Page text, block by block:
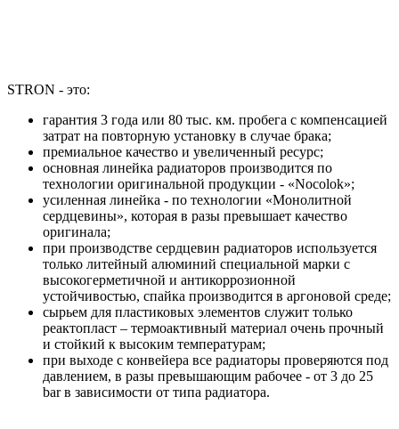
STRON - это:
гарантия 3 года или 80 тыс. км. пробега с компенсацией
затрат на повторную установку в случае брака;
премиальное качество и увеличенный ресурс;
основная линейка радиаторов производится по
технологии оригинальной продукции - «Nocolok»;
усиленная линейка - по технологии «Монолитной
сердцевины», которая в разы превышает качество
оригинала;
при производстве сердцевин радиаторов используется
только литейный алюминий специальной марки с
высокогерметичной и антикоррозионной
устойчивостью, спайка производится в аргоновой среде;
сырьем для пластиковых элементов служит только
реактопласт – термоактивный материал очень прочный
и стойкий к высоким температурам;
при выходе с конвейера все радиаторы проверяются под
давлением, в разы превышающим рабочее - от 3 до 25
bar в зависимости от типа радиатора.